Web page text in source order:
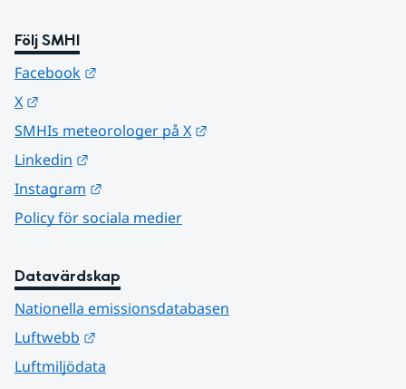
Följ SMHI
Facebook
X
SMHIs meteorologer på X
Linkedin
Instagram
Policy för sociala medier
Datavärdskap
Nationella emissionsdatabasen
Luftwebb
Luftmiljödata